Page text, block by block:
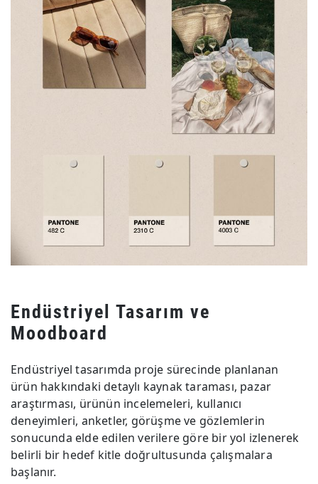
Endüstriyel Tasarım ve
Moodboard
Endüstriyel tasarımda proje sürecinde planlanan
ürün hakkındaki detaylı kaynak taraması, pazar
araştırması, ürünün incelemeleri, kullanıcı
deneyimleri, anketler, görüşme ve gözlemlerin
sonucunda elde edilen verilere göre bir yol izlenerek
belirli bir hedef kitle doğrultusunda çalışmalara
başlanır.